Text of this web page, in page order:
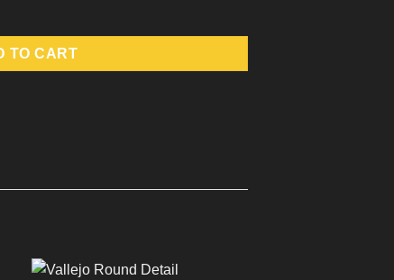
quantity
TO CART